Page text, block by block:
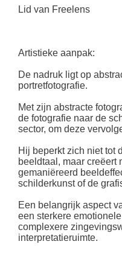
Lid van Freelens
Artistieke aanpak:
De nadruk ligt op
portretfotografie.
Met zijn abstracte
de fotografie naar de
sector, om deze
Hij beperkt zich niet tot
beeldtaal, maar creëert
gemaniëreerd
schilderkunst of de
Een belangrijk aspect
een sterkere
complexere
interpretatieruimte.